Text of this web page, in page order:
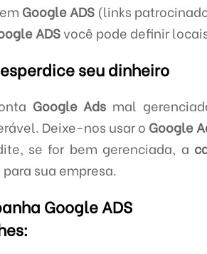
Google ADS (links
ADSvocê pode definir
seu dinheiro
Google Ads mal
Deixe-nos usar o Google
se for bem gerenciada, a
sua empresa.
Google ADS